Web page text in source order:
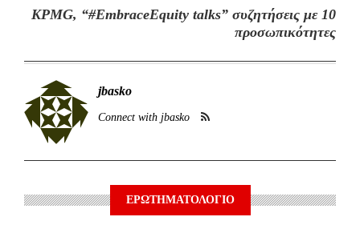
KPMG, “#EmbraceEquity talks” συζητήσεις με 10
προσωπικότητες
jbasko
Connect with jbasko
ΕΡΩΤΗΜΑΤΟΛΟΓΙΟ